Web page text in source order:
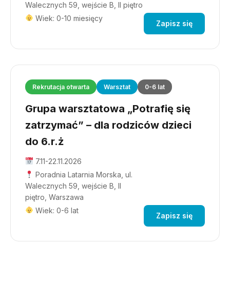
Walecznych 59, wejście B, II piętro
Wiek: 0-10 miesięcy
Zapisz się
Rekrutacja otwarta Warsztat 0-6 lat
Grupa warsztatowa „Potrafię się
zatrzymać” – dla rodziców dzieci
do 6.r.ż
7.11-22.11.2026
Poradnia Latarnia Morska, ul.
Walecznych 59, wejście B, II
piętro, Warszawa
Wiek: 0-6 lat
Zapisz się